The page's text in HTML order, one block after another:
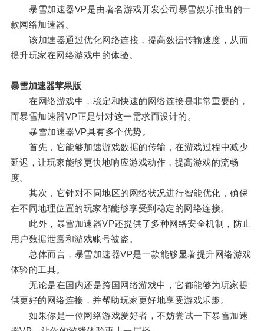
暴雪加速器VP是由著名游戏开发公司暴雪娱乐推出的一
款网络加速器。
该加速器通过优化网络连接，提高数据传输速度，从而
提升玩家在网络游戏中的体验。
暴雪加速器苹果版
在网络游戏中，稳定和快速的网络连接是非常重要的，
而暴雪加速器VP正是针对这一需求而设计的。
暴雪加速器VP具有多个优势。
首先，它能够加速游戏数据的传输，在游戏过程中减少
延迟，让玩家能够更快地响应游戏动作，提高游戏的流畅
度。
其次，它针对不同地区的网络状况进行智能优化，确保
在不同地理位置的玩家都能够享受到稳定的网络连接。
此外，暴雪加速器VP还提供了多种网络安全机制，防止
用户数据泄露和游戏账号被盗。
总体而言，暴雪加速器VP是一款能够显著提升网络游戏
体验的工具。
无论是在国内还是跨国网络游戏中，它都能够为玩家提
供更好的网络连接，并帮助玩家更好地享受游戏乐趣。
如果你是一位网络游戏爱好者，不妨尝试一下暴雪加速